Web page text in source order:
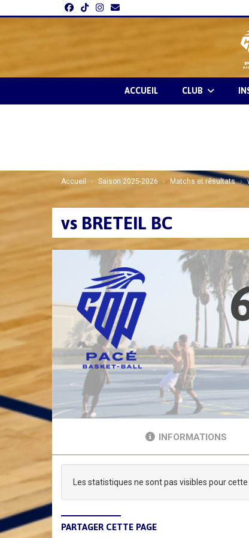
ACCUEIL CLUB
Accueil Saison 2025-2026 Matchs et résultats
vs BRETEIL BC
INFORMATIONS
Les statistiques ne sont pas visibles pour
PARTAGER CETTE PAGE
Panneau de gestion des cookies